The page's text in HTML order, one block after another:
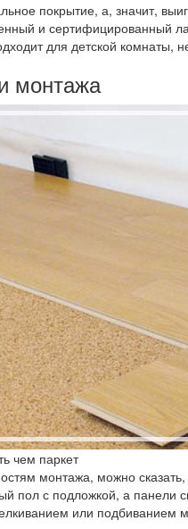
покрытие, а, значит,
и сертифицированный
для детской комнаты,
монтажа
чем паркет
монтажа, можно
пол с подложкой, а панели
или подбиванием